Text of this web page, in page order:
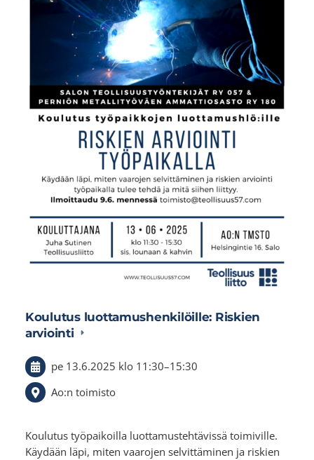
Koulutus luottamushenkilöille: Riskien
arviointi
pe 13.6.2025 klo 11:30–15:30
Ao:n toimisto
Koulutus työpaikoilla luottamustehtävissä toimiville.
Käydään läpi, miten vaarojen selvittäminen ja riskien